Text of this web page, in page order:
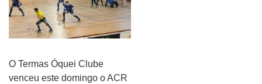
O Termas Óquei Clube
venceu este domingo o ACR